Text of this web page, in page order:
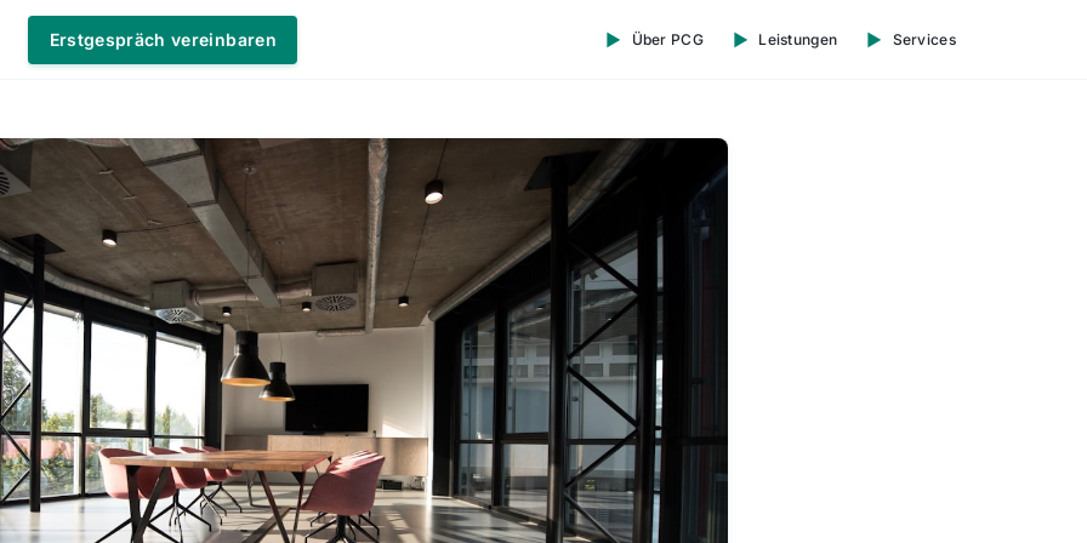
Erstgespräch vereinbaren Über PCG Leistungen Services